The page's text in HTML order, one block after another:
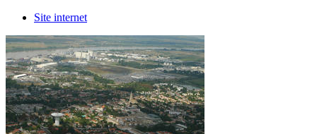
Site internet